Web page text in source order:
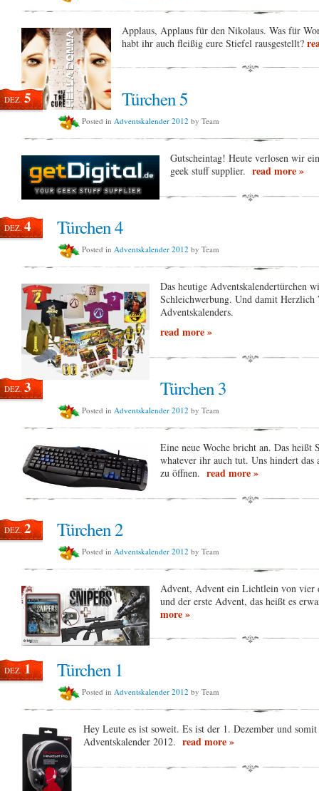
Applaus, Applaus für den Nikolaus. Was für
habt ihr auch fleißig eure Stiefel rausgestellt?
DEZ.5 Türchen 5
Posted in Adventskalender 2012 by Team
Gutscheintag! Heute verlosen wir
geek stuff supplier. read more »
DEZ.4 Türchen 4
Posted in Adventskalender 2012 by Team
Das heutige Adventskalendertürchen
Schleichwerbung. Und damit Herzlich
Adventskalenders.
read more »
DEZ.3 Türchen 3
Posted in Adventskalender 2012 by Team
Eine neue Woche bricht an. Das
whatever ihr auch tut. Uns hindert das
zu öffnen. read more »
DEZ.2 Türchen 2
Posted in Adventskalender 2012 by Team
Advent, Advent ein Lichtlein von vier
und der erste Advent, das heißt es
more »
DEZ.1 Türchen 1
Posted in Adventskalender 2012 by Team
Hey Leute es ist soweit. Es ist der 1. Dezember und
Adventskalender 2012. read more »